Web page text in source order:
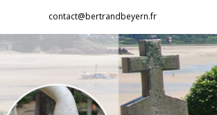
contenu
contact@bertrandbeyern.fr